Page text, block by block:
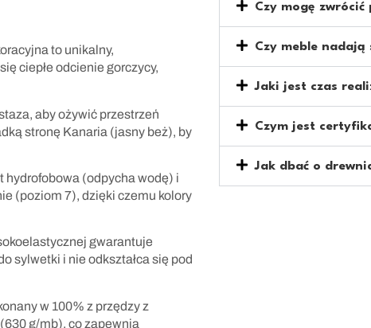
to unikalny,
ciepłe odcienie gorczycy,
aby ożywić przestrzeń
stronę Kanaria (jasny beż), by
hydrofobowa (odpycha wodę) i
(poziom 7), dzięki czemu kolory
gwarantuje
sylwetki i nie odkształca się pod
w 100% z przędzy z
g/mb), co zapewnia
Czy mogę
Czy meble
Jaki jest czas
Czym jest
Jak dbać o